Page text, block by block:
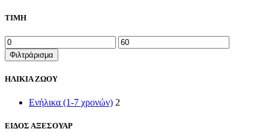
ΤΙΜΗ
Ελάχιστη
τιμή
Μέγιστη
τιμή
Φιλτράρισμα
ΗΛΙΚΙΑ ΖΩΟΥ
Ενήλικα (1-7 χρονών) 2
ΕΙΔΟΣ ΑΞΕΣΟΥΑΡ